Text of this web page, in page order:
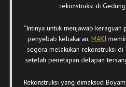
rekonstruksi di Gedung
“Intinya untuk menjawab keraguan
penyebab kebakaran, MAKI
segera melakukan rekonstruksi di
setelah penetapan delapan
Rekonstruksi yang dimaksud